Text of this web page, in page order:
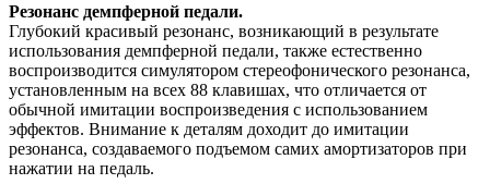
Резонанс демпферной педали.
Глубокий красивый резонанс, возникающий в результате
использования демпферной педали, также естественно
воспроизводится симулятором стереофонического резонанса,
установленным на всех 88 клавишах, что отличается от
обычной имитации воспроизведения с использованием
эффектов. Внимание к деталям доходит до имитации
резонанса, создаваемого подъемом самих амортизаторов при
нажатии на педаль.